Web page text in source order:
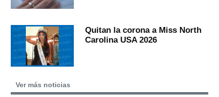
Quitan la corona a Miss North
Carolina USA 2026
Ver más noticias